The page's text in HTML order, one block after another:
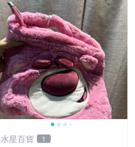
水星百貨 1